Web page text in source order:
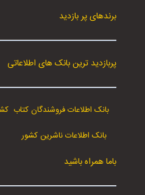
برندهای پر بازدید
پربازدید ترین بانک های اطلاعاتی
بانک اطلاعات فروشندگان کتاب
بانک اطلاعات ناشرین کشور
باما همراه باشید